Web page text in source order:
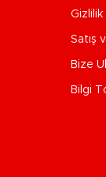
Gizlilik
Satış
Bize
Bilgi